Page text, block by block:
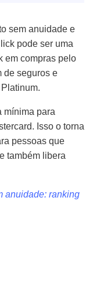
sem anuidade e
pode ser uma
em compras pelo
de seguros e
mínima para
Isso o torna
pessoas que
também libera
anuidade: ranking